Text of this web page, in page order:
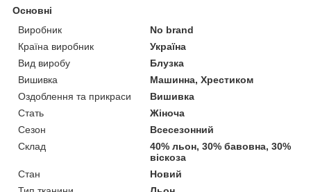
Основні
Виробник
No brand
Країна виробник
Україна
Вид виробу
Блузка
Вишивка
Машинна, Хрестиком
Оздоблення та прикраси
Вишивка
Стать
Жіноча
Сезон
Всесезонний
Склад
40% льон, 30% бавовна, 30%
віскоза
Стан
Новий